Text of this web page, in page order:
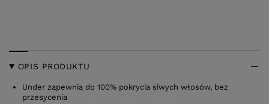
OPIS PRODUKTU
Under zapewnia do 100% pokrycia siwych włosów, bez
przesycenia